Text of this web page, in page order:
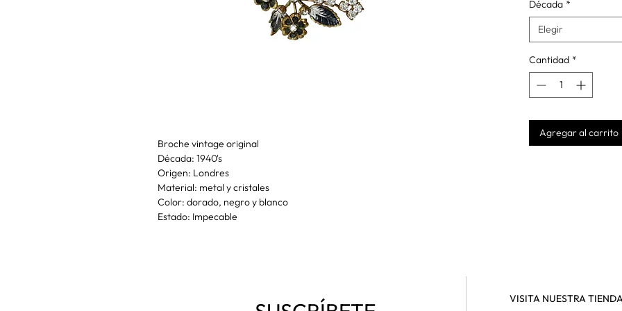
Broche vintage original
Década: 1940's
Origen: Londres
Material: metal y cristales
Color: dorado, negro y blanco
Estado: Impecable
Década *
Elegir
Cantidad *
Agregar al carrito
VISITA NUESTRA